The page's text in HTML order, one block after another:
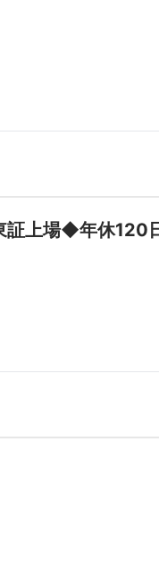
上場◆年休120